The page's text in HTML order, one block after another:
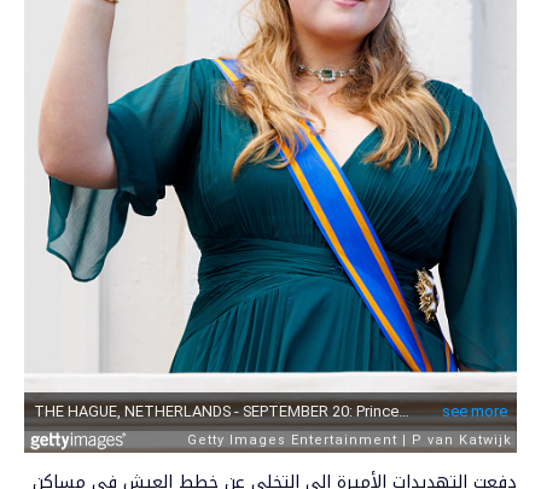
دفعت التهديدات الأميرة إلى التخلي عن خطط العيش في مساكن